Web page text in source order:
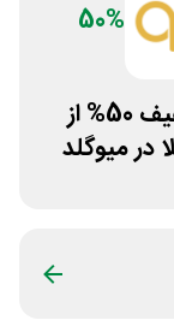
50%
کد تخفیف 50% از
در میوگلد